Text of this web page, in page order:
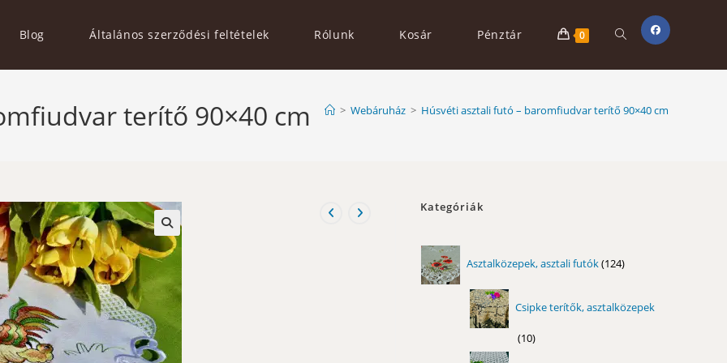
Blog Általános szerződési feltételek Rólunk Kosár Pénztár 0 Toggle
website
terítő 90×40 cm > Webáruház > Húsvéti asztali futó – baromfiudvar terítő 90×40 cm
🔍
Kategóriák
Asztalközepek, asztali futók 124
termék
Csipke terítők, asztalközepek
1010